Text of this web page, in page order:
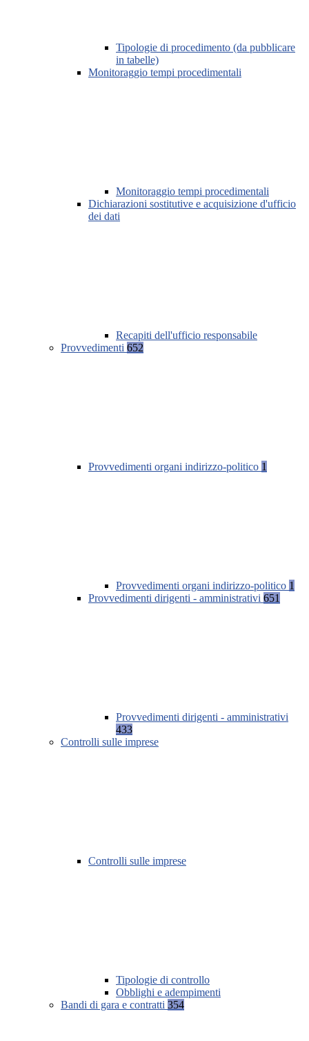
Tipologie di procedimento (da pubblicare
in tabelle)
Monitoraggio tempi procedimentali
Monitoraggio tempi procedimentali
Dichiarazioni sostitutive e acquisizione d'ufficio
dei dati
Recapiti dell'ufficio responsabile
Provvedimenti 652
Provvedimenti organi indirizzo-politico 1
Provvedimenti organi indirizzo-politico 1
Provvedimenti dirigenti - amministrativi 651
Provvedimenti dirigenti - amministrativi
433
Controlli sulle imprese
Controlli sulle imprese
Tipologie di controllo
Obblighi e adempimenti
Bandi di gara e contratti 354